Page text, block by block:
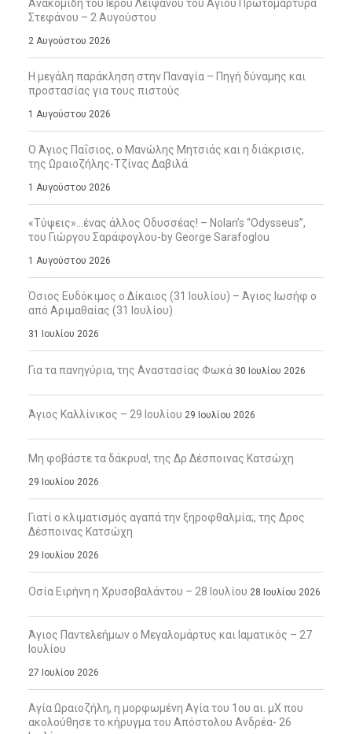
Ανακομιδή του Ιερού Λειψάνου του Αγίου Πρωτομάρτυρα
Στεφάνου – 2 Αυγούστου
2 Αυγούστου 2026
Η μεγάλη παράκληση στην Παναγία – Πηγή δύναμης και
προστασίας για τους πιστούς
1 Αυγούστου 2026
Ο Άγιος Παΐσιος, ο Μανώλης Μητσιάς και η διάκρισις,
της Ωραιοζήλης-Τζίνας Δαβιλά
1 Αυγούστου 2026
«Τύψεις»…ένας άλλος Οδυσσέας! – Nolan’s “Odysseus”,
του Γιώργου Σαράφογλου-by George Sarafoglou
1 Αυγούστου 2026
Όσιος Ευδόκιμος ο Δίκαιος (31 Ιουλίου) – Άγιος Ιωσήφ ο
από Αριμαθαίας (31 Ιουλίου)
31 Ιουλίου 2026
Για τα πανηγύρια, της Αναστασίας Φωκά 30 Ιουλίου 2026
Άγιος Καλλίνικος – 29 Ιουλίου 29 Ιουλίου 2026
Μη φοβάστε τα δάκρυα!, της Δρ Δέσποινας Κατσώχη
29 Ιουλίου 2026
Γιατί ο κλιματισμός αγαπά την ξηροφθαλμία;, της Δρος
Δέσποινας Κατσώχη
29 Ιουλίου 2026
Οσία Ειρήνη η Χρυσοβαλάντου – 28 Ιουλίου 28 Ιουλίου 2026
Άγιος Παντελεήμων ο Μεγαλομάρτυς και Ιαματικός – 27
Ιουλίου
27 Ιουλίου 2026
Αγία Ωραιοζήλη, η μορφωμένη Αγία του 1ου αι. μΧ που
ακολούθησε το κήρυγμα του Απόστολου Ανδρέα- 26